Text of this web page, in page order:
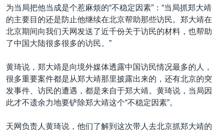
为当局把他当成是个惹麻烦的“不稳定因素”：“当局抓郑大靖
的主要目的还是防止他继续在北京帮助那些访民。郑大靖在
北京期间向我们天网发送了近千份关于访民的材料，也帮助
了中国大陆很多很多的访民。”
黄琦说，郑大靖是向境外媒体透露中国访民情况最多的人，
很多重要案件都是从郑大靖那里披露出来的，还有北京的突
发事件、访民的遭遇，都是来自于郑大靖。黄琦说，当局因
此才不遗余力地要铲除郑大靖这个“不稳定因素”。
天网负责人黄琦说，他们了解到这次带人去北京抓郑大靖的